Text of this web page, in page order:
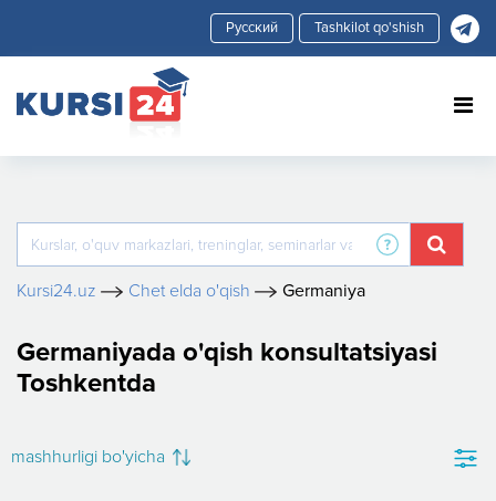
Tashkilot qo'shish
Kursi24.uz Chet elda o'qish Germaniya
Germaniyada o'qish konsultatsiyasi
Toshkentda
mashhurligi bo'yicha